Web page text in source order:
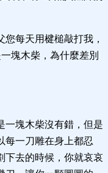
每天用楗槌敲打我，
塊木柴，為什麼差別
一塊木柴沒有錯，但是
每一刀雕在身上都忍
下去的時候，你就哀哀